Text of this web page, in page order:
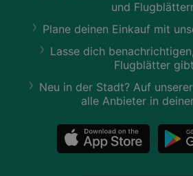
und
Plane deinen Einkauf mit
Lasse dich
Flugblätter gibt
Neu in der Stadt? Auf
alle Anbieter in